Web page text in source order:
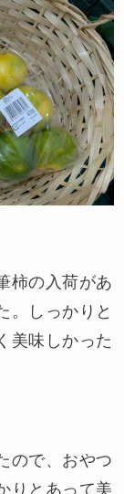
柿の入荷があ
。しっかりと
美味しかった
ので、おやつ
りとあって美